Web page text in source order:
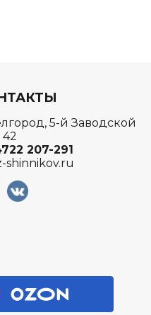
5-й Заводской
42
207-291
shinnikov.ru